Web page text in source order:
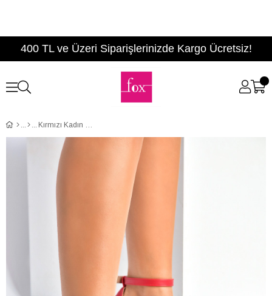
400 TL ve Üzeri Siparişlerinizde Kargo Ücretsiz!
Kırmızı Kadın Topuklu Ayakkabı B922112609